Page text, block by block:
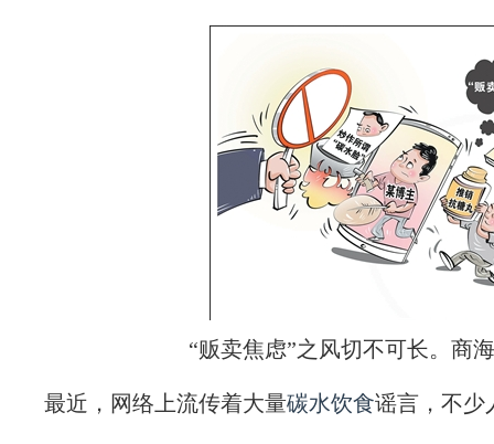
“贩卖焦虑”之风切不可长。商
最近，网络上流传着大量碳水饮食谣言，不少